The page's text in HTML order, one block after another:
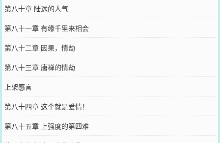
第八十章 陆远的人气
第八十一章 有缘千里来相会
第八十二章 因果，情劫
第八十三章 唐禅的情劫
上架感言
第八十四章 这个就是爱情！
第八十五章 上强度的第四难